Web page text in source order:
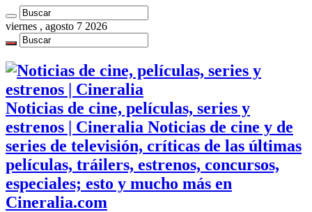
viernes , agosto 7 2026
Noticias de cine, películas, series y
estrenos | Cineralia Noticias de cine y de
series de televisión, críticas de las últimas
películas, tráilers, estrenos, concursos,
especiales; esto y mucho más en
Cineralia.com